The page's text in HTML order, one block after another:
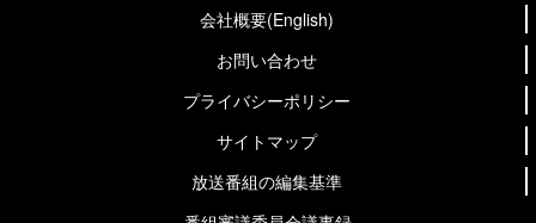
会社概要(English)
お問い合わせ
プライバシーポリシー
サイトマップ
放送番組の編集基準